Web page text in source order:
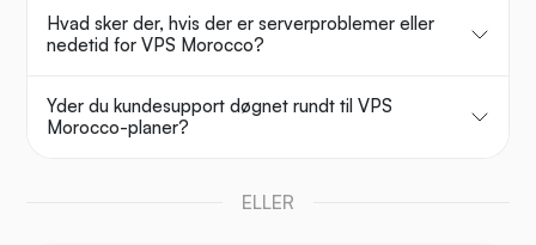
Hvad sker der, hvis der er serverproblemer eller
nedetid for VPS Morocco?
Yder du kundesupport døgnet rundt til VPS
Morocco-planer?
ELLER